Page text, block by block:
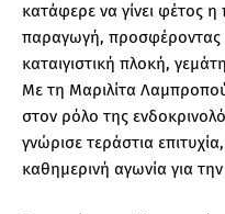
κατάφερε να γίνει φέτος
παραγωγή, προσφέροντας
καταιγιστική πλοκή,
Με τη Μαριλίτα
στον ρόλο της
γνώρισε τεράστια
καθημερινή αγωνία για